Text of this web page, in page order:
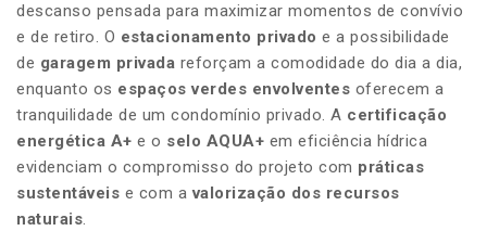
descanso pensada para maximizar momentos de convívio
e de retiro. O estacionamento privado e a possibilidade
de garagem privada reforçam a comodidade do dia a dia,
enquanto os espaços verdes envolventes oferecem a
tranquilidade de um condomínio privado. A certificação
energética A+ e o selo AQUA+ em eficiência hídrica
evidenciam o compromisso do projeto com práticas
sustentáveis e com avalorização dos recursos
naturais.